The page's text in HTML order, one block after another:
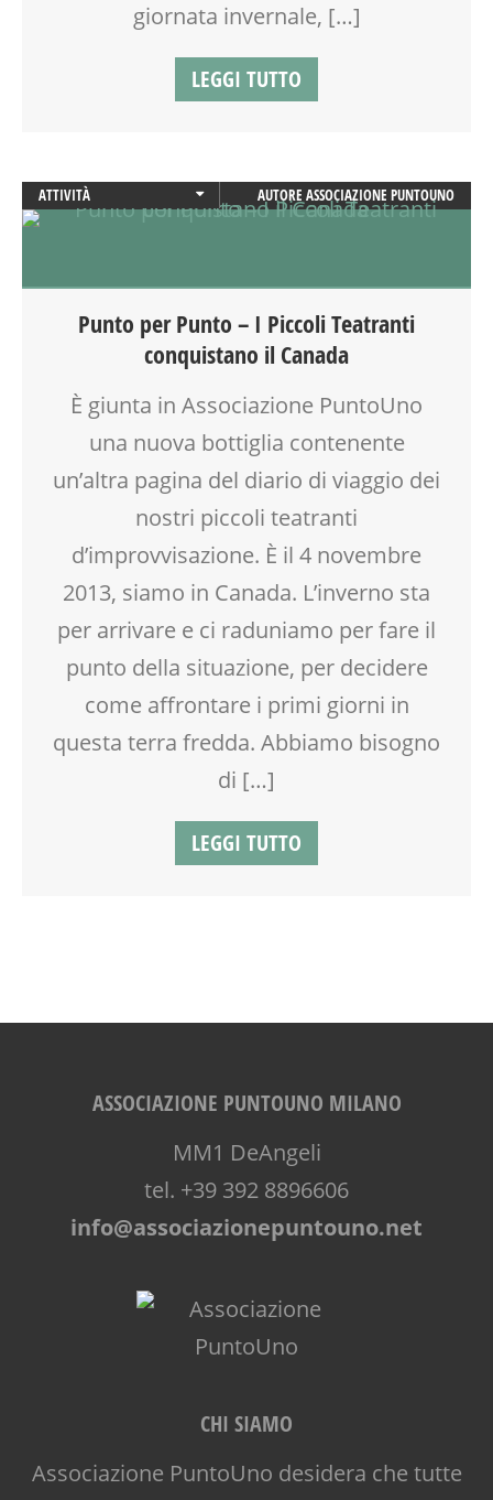
giornata invernale, […]
LEGGI TUTTO
ATTIVITÀ
DANZA
TEATRO D'IMPROVVISAZIONE
VIA MARTINETTI
AUTORE ASSOCIAZIONE PUNTOUNO
Punto per Punto – I Piccoli Teatranti
conquistano il Canada
È giunta in Associazione PuntoUno
una nuova bottiglia contenente
un’altra pagina del diario di viaggio dei
nostri piccoli teatranti
d’improvvisazione. È il 4 novembre
2013, siamo in Canada. L’inverno sta
per arrivare e ci raduniamo per fare il
punto della situazione, per decidere
come affrontare i primi giorni in
questa terra fredda. Abbiamo bisogno
di […]
LEGGI TUTTO
ASSOCIAZIONE PUNTOUNO MILANO
MM1 DeAngeli
tel. +39 392 8896606
info@associazionepuntouno.net
CHI SIAMO
Associazione PuntoUno desidera che tutte